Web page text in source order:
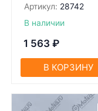
Артикул: 28742
В наличии
1 563 ₽
В КОРЗИНУ